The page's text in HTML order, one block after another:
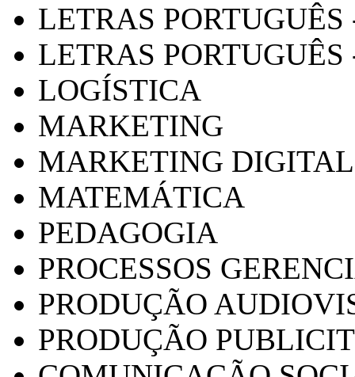
LETRAS
LETRAS PORTUGUÊS
LOGÍSTICA
MARKETING
MARKETING DIGITAL
MATEMÁTICA
PEDAGOGIA
PROCESSOS
PRODUÇÃO
PRODUÇÃO